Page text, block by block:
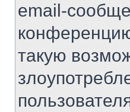
email-
такую